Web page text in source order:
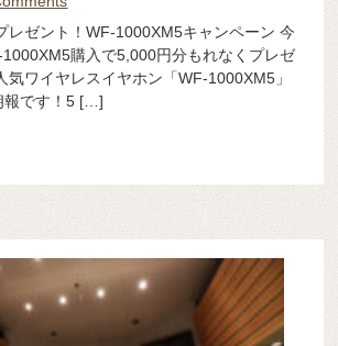
レゼント！WF-1000XM5キャンペーン 今
購入で5,000円分もれなくプレゼ
気ワイヤレスイヤホン「WF-1000XM5」
報です！5 […]